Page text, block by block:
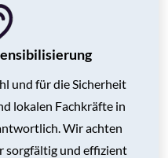
und für die Sicherheit
lokalen Fachkräfte in
Wir achten
sorgfältig und effizient